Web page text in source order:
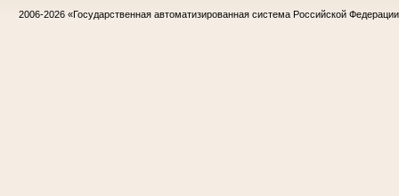
2006-2026 «Государственная автоматизированная система Российской